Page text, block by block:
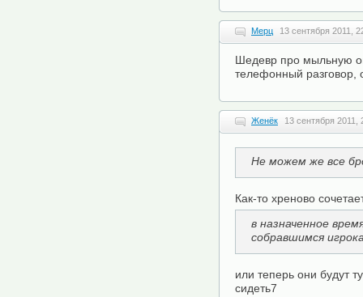
Мерц 13 сентября 2011,
Шедевр про мыльную
телефонный разговор,
Женёк 13 сентября 2011,
Не можем же все
Как-то хреново
в назначенное
собравшимся
или теперь они будут
сидеть7